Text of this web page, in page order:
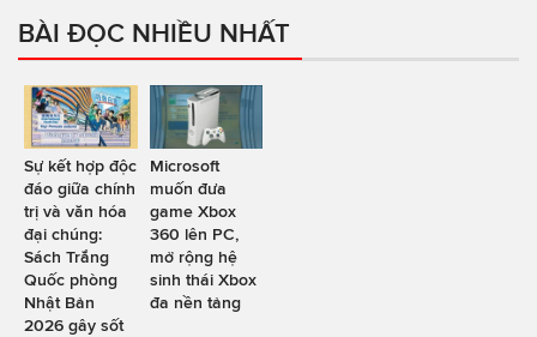
BÀI ĐỌC NHIỀU NHẤT
Sự kết hợp độc
đáo giữa chính
trị và văn hóa
đại chúng:
Sách Trắng
Quốc phòng
Nhật Bản
2026 gây sốt
Microsoft
muốn đưa
game Xbox
360 lên PC,
mở rộng hệ
sinh thái Xbox
đa nền tảng